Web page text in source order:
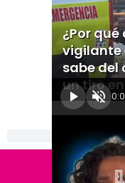
¿Por
vigilante
sabe del
un tiro